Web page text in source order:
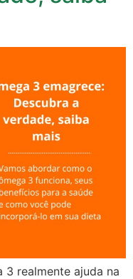
3 realmente ajuda na